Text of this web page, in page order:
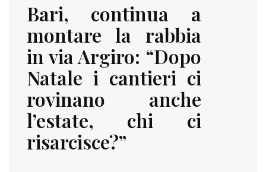
Bari, continua a
montare la rabbia
in via Argiro: “Dopo
Natale i cantieri ci
rovinano anche
l’estate, chi ci
risarcisce?”